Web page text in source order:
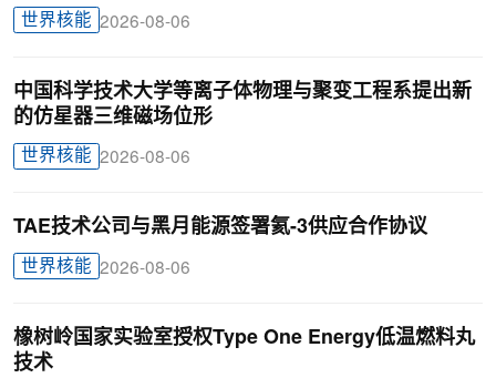
世界核能 2026-08-06
中国科学技术大学等离子体物理与聚变工程系提出新
的仿星器三维磁场位形
世界核能 2026-08-06
TAE技术公司与黑月能源签署氦-3供应合作协议
世界核能 2026-08-06
橡树岭国家实验室授权Type One Energy低温燃料丸
技术